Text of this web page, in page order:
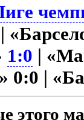
|
1:0 |
0:0 |
этого